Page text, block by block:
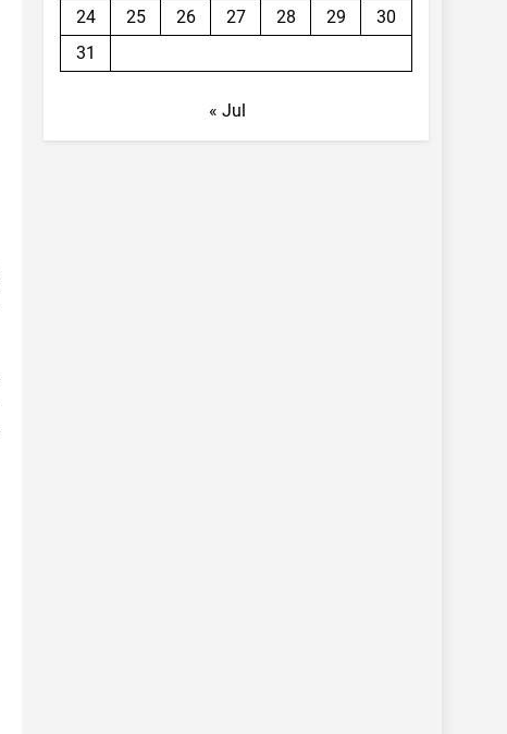
24
25 26 27 28 29
30
31
« Jul